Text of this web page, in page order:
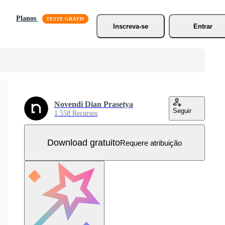
Planos
Inscreva-se
Entrar
Novendi Dian Prasetya
1.558 Recursos Seguir
Download gratuitoRequere atribuição